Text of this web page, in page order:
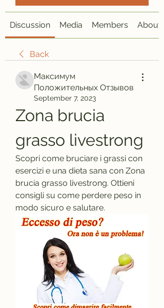
Discussion Media Members About
Back
Максимум
Положительных Отзывов
September 7, 2023
Zona brucia
grasso livestrong
Scopri come bruciare i grassi con
esercizi e una dieta sana con Zona
brucia grasso livestrong. Ottieni
consigli su come perdere peso in
modo sicuro e salutare.